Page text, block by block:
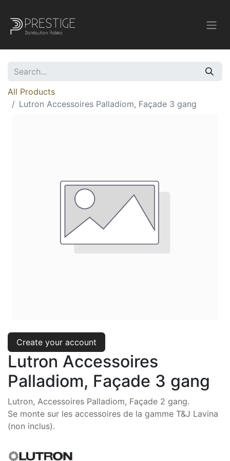
All Products
Lutron Accessoires Palladiom, Façade 3 gang
Create your account
Lutron Accessoires
Palladiom, Façade 3 gang
Lutron, Accessoires Palladiom, Façade 2 gang.
Se monte sur les accessoires de la gamme T&J Lavina
(non inclus).